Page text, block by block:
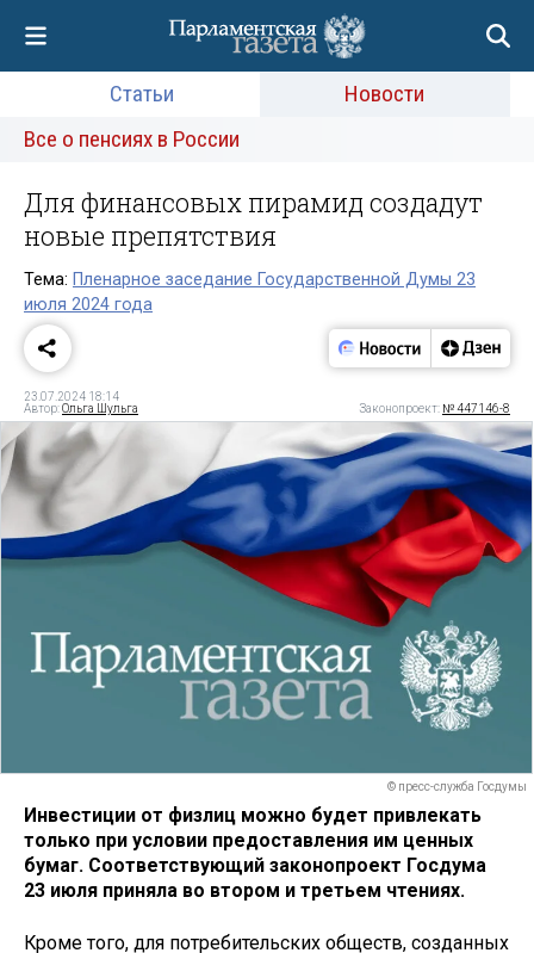
Статьи
Новости
Все о пенсиях в России
Для финансовых пирамид создадут
новые препятствия
Тема: Пленарное заседание Государственной Думы 23
июля 2024 года
23.07.2024 18:14
Автор:Ольга Шульга Законопроект: № 447146-8
© пресс-служба Госдумы
Инвестиции от физлиц можно будет привлекать
только при условии предоставления им ценных
бумаг. Соответствующий законопроект Госдума
23 июля приняла во втором и третьем чтениях.
Кроме того, для потребительских обществ, созданных